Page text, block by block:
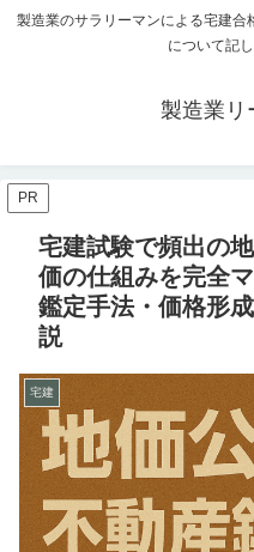
製造業のサラリーマンによる宅建
について記
製造業リ
PR
宅建試験で頻出の
価の仕組みを完全
鑑定手法・価格形
説
宅建